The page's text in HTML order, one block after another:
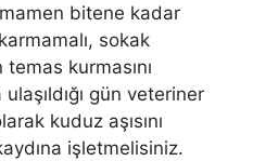
bitene kadar
sokak
kurmasını
gün veteriner
kuduz aşısını
işletmelisiniz.